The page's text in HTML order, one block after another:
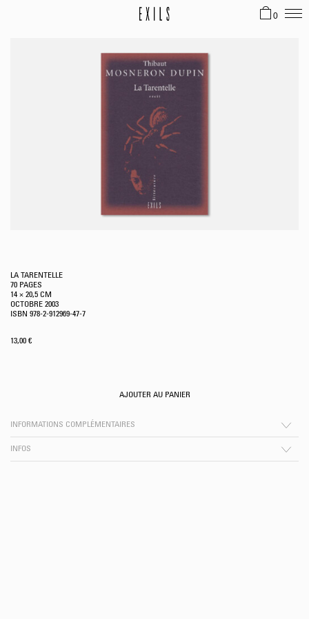
0
LA TARENTELLE
70 PAGES
14 × 20,5 CM
OCTOBRE 2003
ISBN 978-2-912969-47-7
13,00 €
AJOUTER AU PANIER
INFORMATIONS COMPLÉMENTAIRES
INFOS